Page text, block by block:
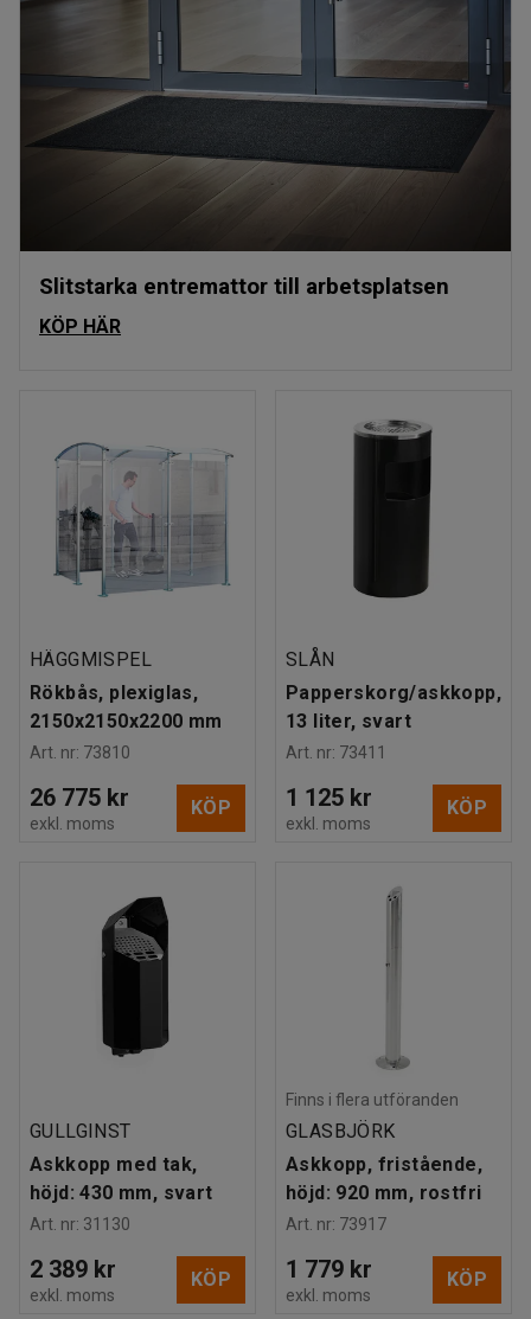
Slitstarka entremattor till arbetsplatsen
KÖP HÄR
HÄGGMISPEL
Rökbås, plexiglas,
2150x2150x2200 mm
Art. nr: 73810
26 775 kr
exkl. moms
KÖP
SLÅN
Papperskorg/askkopp,
13 liter, svart
Art. nr: 73411
1 125 kr
exkl. moms
KÖP
GULLGINST
Askkopp med tak,
höjd: 430 mm, svart
Art. nr: 31130
2 389 kr
exkl. moms
KÖP
Finns i flera utföranden
GLASBJÖRK
Askkopp, fristående,
höjd: 920 mm, rostfri
Art. nr: 73917
1 779 kr
exkl. moms
KÖP